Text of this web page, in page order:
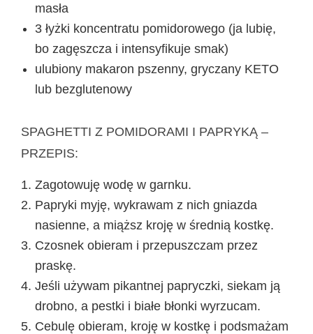
masła
3 łyżki koncentratu pomidorowego (ja lubię,
bo zagęszcza i intensyfikuje smak)
ulubiony makaron pszenny, gryczany KETO
lub bezglutenowy
SPAGHETTI Z POMIDORAMI I PAPRYKĄ –
PRZEPIS:
Zagotowuję wodę w garnku.
Papryki myję, wykrawam z nich gniazda
nasienne, a miąższ kroję w średnią kostkę.
Czosnek obieram i przepuszczam przez
praskę.
Jeśli używam pikantnej papryczki, siekam ją
drobno, a pestki i białe błonki wyrzucam.
Cebulę obieram, kroję w kostkę i podsmażam